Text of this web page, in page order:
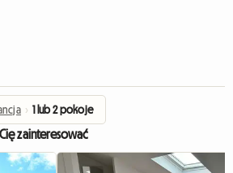
› 1 lub 2 pokoje
zainteresować